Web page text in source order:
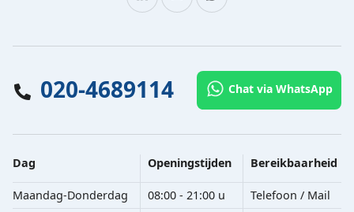
020-4689114 Chat via WhatsApp
Dag Openingstijden Bereikbaarheid
Maandag-Donderdag 08:00 - 21:00 u
Telefoon / Mail